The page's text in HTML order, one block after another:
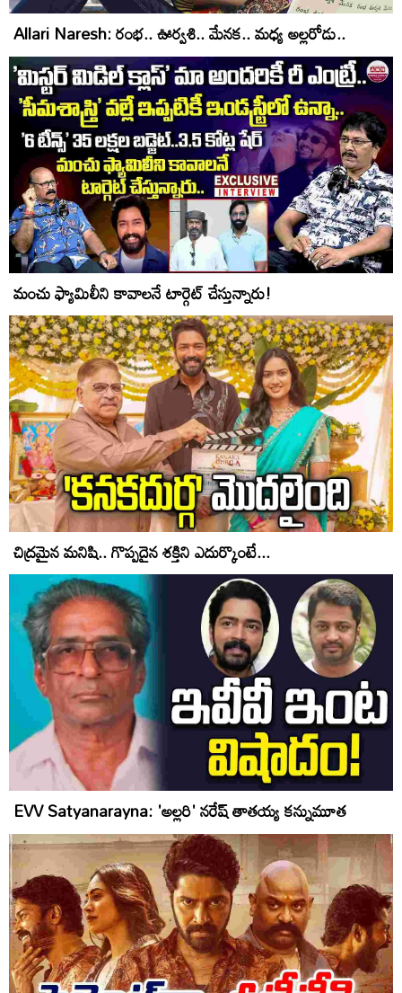
Allari Naresh: రంభ.. ఊర్వశి.. మేనక.. మధ్య అల్లరోడు..
మంచు ఫ్యామిలీని కావాలనే టార్గెట్ చేస్తున్నారు!
చిద్రమైన మనిషి.. గొప్పదైన శక్తిని ఎదుర్కొంటే...
EVV Satyanarayna: 'అల్లరి' నరేష్ తాతయ్య కన్నుమూత